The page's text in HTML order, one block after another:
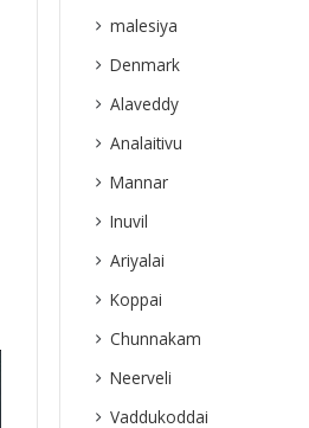
malesiya
Denmark
Alaveddy
Analaitivu
Mannar
Inuvil
Ariyalai
Koppai
Chunnakam
Neerveli
Vaddukoddai